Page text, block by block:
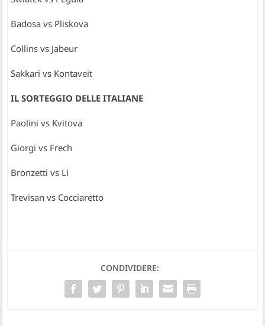
Badosa vs Pliskova
Collins vs Jabeur
Sakkari vs Kontaveit
IL SORTEGGIO DELLE ITALIANE
Paolini vs Kvitova
Giorgi vs Frech
Bronzetti vs Li
Trevisan vs Cocciaretto
CONDIVIDERE: